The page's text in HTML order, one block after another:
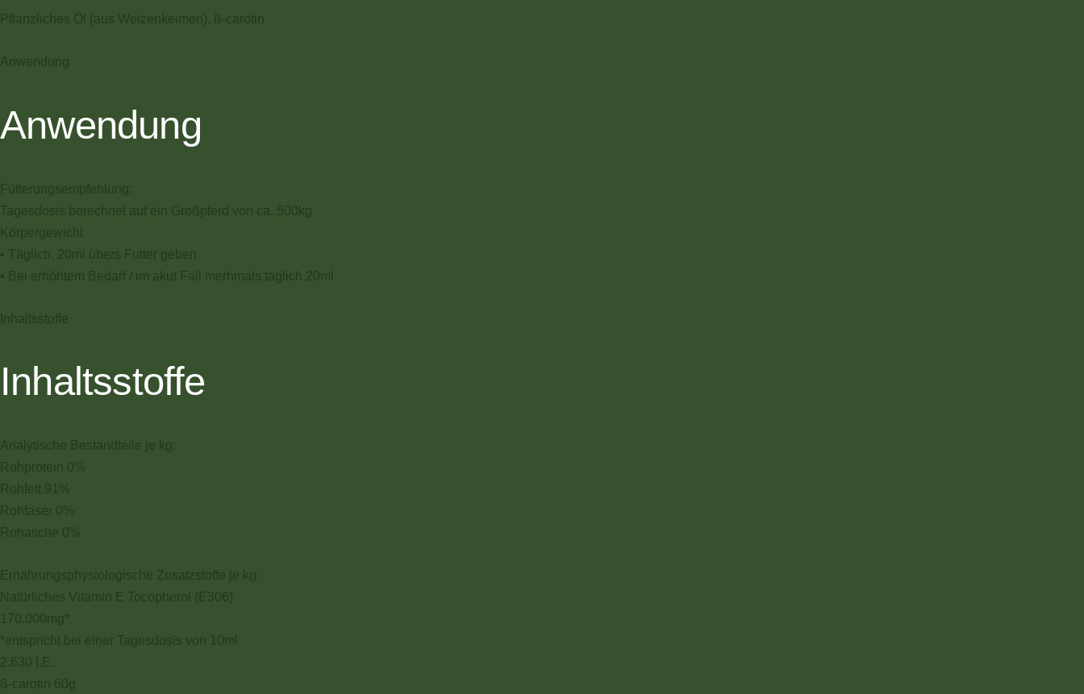
Pflanzliches Öl (aus Weizenkeimen), ß-carotin
Anwendung
Anwendung
Fütterungsempfehlung:
Tagesdosis berechnet auf ein Großpferd von ca. 500kg
Körpergewicht
• Täglich, 20ml übers Futter geben
• Bei erhöhtem Bedarf / im akut Fall merhmals täglich 20ml
Inhaltsstoffe
Inhaltsstoffe
Analytische Bestandteile je kg:
Rohprotein 0%
Rohfett 91%
Rohfaser 0%
Rohasche 0%
Ernährungsphysiologische Zusatzstoffe je kg:
Natürliches Vitamin E Tocopherol (E306)
170.000mg*
*entspricht bei einer Tagesdosis von 10ml
2.630 I.E.
ß-carotin 60g